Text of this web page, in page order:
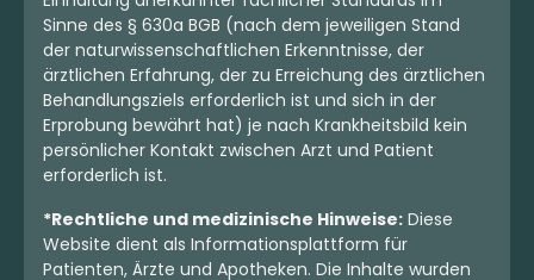
ICH HABE EIN KONTO
REGISTRIEREN
Sinne des § 630a BGB (nach dem jeweiligen Stand
der naturwissenschaftlichen Erkenntnisse, der
ärztlichen Erfahrung, der zu Erreichung des ärztlichen
Behandlungsziels erforderlich ist und sich in der
Erprobung bewährt hat) je nach Krankheitsbild kein
persönlicher Kontakt zwischen Arzt und Patient
erforderlich ist.
*Rechtliche und medizinische Hinweise: Diese
Website dient als Informationsplattform für
Patienten, Ärzte und Apotheken. Die Inhalte wurden